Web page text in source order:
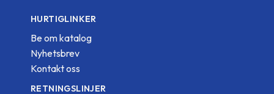
HURTIGLINKER
Be om katalog
Nyhetsbrev
Kontakt oss
RETNINGSLINJER